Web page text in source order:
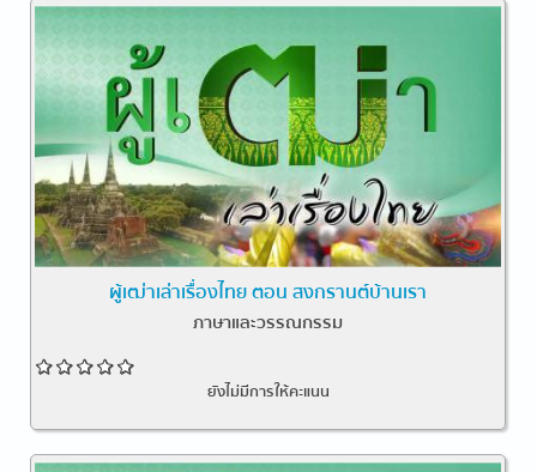
ผู้เฒ่าเล่าเรื่องไทย ตอน สงกรานต์บ้านเรา
ภาษาและวรรณกรรม
ยังไม่มีการให้คะแนน